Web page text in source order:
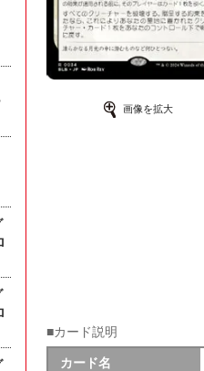
画像を拡大
■カード説明
カード名